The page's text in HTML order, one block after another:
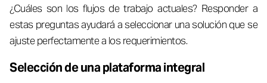
¿Cuáles son los flujos de trabajo actuales? Responder a
estas preguntas ayudará a seleccionar una solución que se
ajuste perfectamente a los requerimientos.
Selección de una plataforma integral